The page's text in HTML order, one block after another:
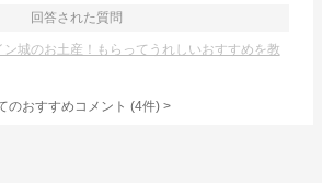
回答された質問
ン城のお土産！もらってうれしいおすすめを教
のおすすめコメント (4件) >